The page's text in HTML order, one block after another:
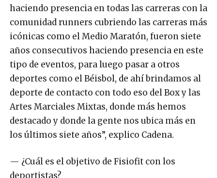
haciendo presencia en todas las carreras con la
comunidad runners cubriendo las carreras más
icónicas como el Medio Maratón, fueron siete
años consecutivos haciendo presencia en este
tipo de eventos, para luego pasar a otros
deportes como el Béisbol, de ahí brindamos al
deporte de contacto con todo eso del Box y las
Artes Marciales Mixtas, donde más hemos
destacado y donde la gente nos ubica más en
los últimos siete años”, explico Cadena.
— ¿Cuál es el objetivo de Fisiofit con los
deportistas?